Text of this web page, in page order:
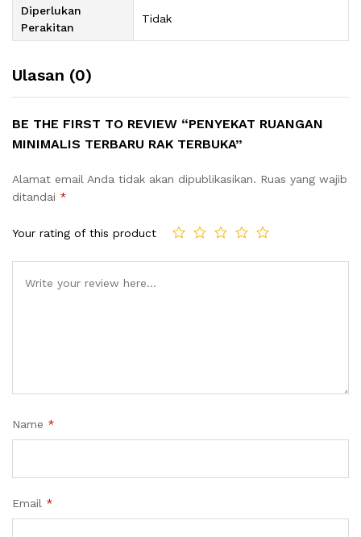
Diperlukan
Perakitan
Tidak
Ulasan (0)
BE THE FIRST TO REVIEW “PENYEKAT RUANGAN
MINIMALIS TERBARU RAK TERBUKA”
Alamat email Anda tidak akan dipublikasikan. Ruas yang wajib
ditandai *
Your rating of this product
Name *
Email *